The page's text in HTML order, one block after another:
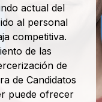
actual del
al personal
competitiva.
de las
de
de Candidatos
puede ofrecer